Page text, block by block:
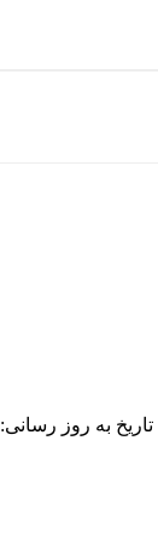
تاریخ به روز رسانی: